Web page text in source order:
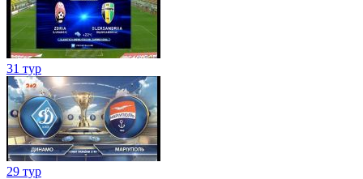
31 тур
29 тур